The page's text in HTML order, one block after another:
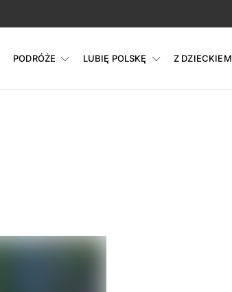
PODRÓŻE LUBIĘ POLSKĘ Z DZIECKIEM